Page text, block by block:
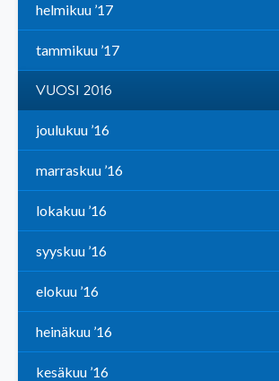
helmikuu ’17
tammikuu ’17
VUOSI 2016
joulukuu ’16
marraskuu ’16
lokakuu ’16
syyskuu ’16
elokuu ’16
heinäkuu ’16
kesäkuu ’16